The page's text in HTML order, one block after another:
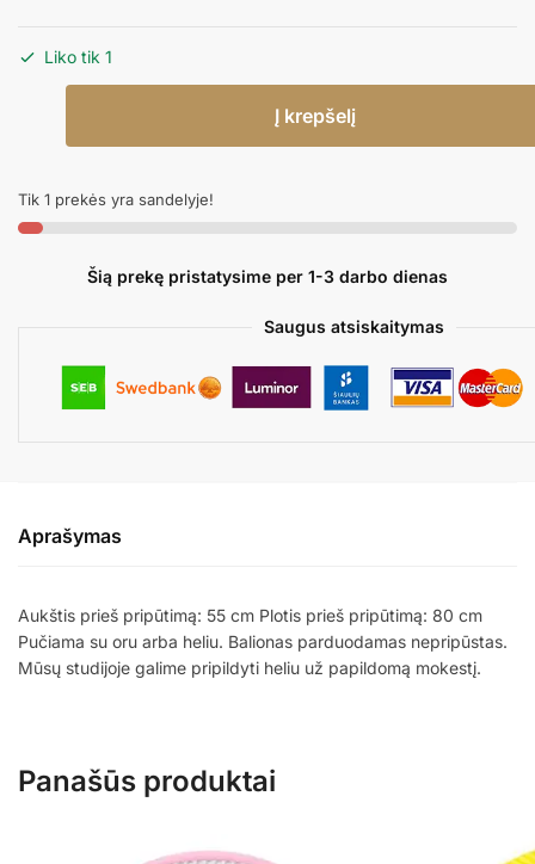
Liko tik 1
DOG
HEAD
nepakuotas
Į krepšelį
Tik 1 prekės yra sandelyje!
Šią prekę pristatysime per 1-3 darbo dienas
Saugus atsiskaitymas
Aprašymas
Aukštis prieš pripūtimą: 55 cm Plotis prieš pripūtimą: 80 cm
Pučiama su oru arba heliu. Balionas parduodamas nepripūstas.
Mūsų studijoje galime pripildyti heliu už papildomą mokestį.
Panašūs produktai